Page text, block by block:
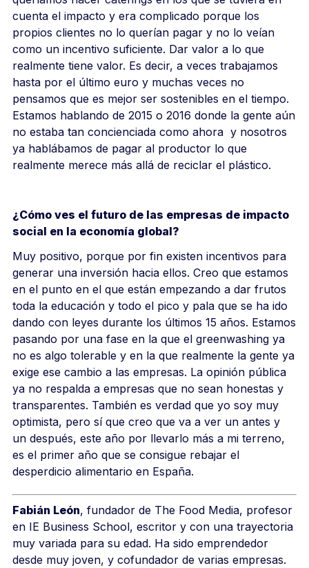
cuenta el impacto y era complicado porque los
propios clientes no lo querían pagar y no lo veían
como un incentivo suficiente. Dar valor a lo que
realmente tiene valor. Es decir, a veces trabajamos
hasta por el último euro y muchas veces no
pensamos que es mejor ser sostenibles en el tiempo.
Estamos hablando de 2015 o 2016 donde la gente aún
no estaba tan concienciada como ahora y nosotros
ya hablábamos de pagar al productor lo que
realmente merece más allá de reciclar el plástico.
¿Cómo ves el futuro de las empresas de impacto
social en la economía global?
Muy positivo, porque por fin existen incentivos para
generar una inversión hacia ellos. Creo que estamos
en el punto en el que están empezando a dar frutos
toda la educación y todo el pico y pala que se ha ido
dando con leyes durante los últimos 15 años. Estamos
pasando por una fase en la que el greenwashing ya
no es algo tolerable y en la que realmente la gente ya
exige ese cambio a las empresas. La opinión pública
ya no respalda a empresas que no sean honestas y
transparentes. También es verdad que yo soy muy
optimista, pero sí que creo que va a ver un antes y
un después, este año por llevarlo más a mi terreno,
es el primer año que se consigue rebajar el
desperdicio alimentario en España.
Fabián León, fundador de The Food Media, profesor
en IE Business School, escritor y con una trayectoria
muy variada para su edad. Ha sido emprendedor
desde muy joven, y cofundador de varias empresas.